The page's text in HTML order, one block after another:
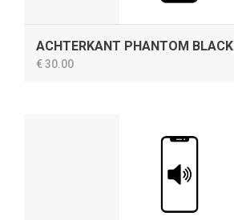
ACHTERKANT PHANTOM BLACK
€ 30.00